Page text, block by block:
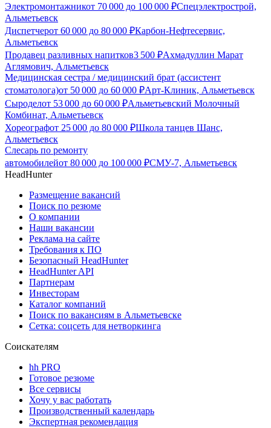
Электромонтажникот 70 000 до 100 000 ₽Спецэлектрострой,
Альметьевск
Диспетчерот 60 000 до 80 000 ₽Карбон-Нефтесервис,
Альметьевск
Продавец разливных напитков3 500 ₽Ахмадуллин Марат
Аглямович, Альметьевск
Медицинская сестра / медицинский брат (ассистент
стоматолога)от 50 000 до 60 000 ₽Арт-Клиник, Альметьевск
Сыроделот 53 000 до 60 000 ₽Альметьевский Молочный
Комбинат, Альметьевск
Хореографот 25 000 до 80 000 ₽Школа танцев Шанс,
Альметьевск
Слесарь по ремонту
автомобилейот 80 000 до 100 000 ₽СМУ-7, Альметьевск
HeadHunter
Размещение вакансий
Поиск по резюме
О компании
Наши вакансии
Реклама на сайте
Требования к ПО
Безопасный HeadHunter
HeadHunter API
Партнерам
Инвесторам
Каталог компаний
Поиск по вакансиям в Альметьевске
Сетка: соцсеть для нетворкинга
Соискателям
hh PRO
Готовое резюме
Все сервисы
Хочу у вас работать
Производственный календарь
Экспертная рекомендация